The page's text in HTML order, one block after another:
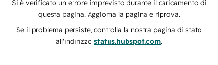
Si è verificato un errore imprevisto durante il caricamento di
questa pagina. Aggiorna la pagina e riprova.
Se il problema persiste, controlla la nostra pagina di stato
all'indirizzo status.hubspot.com.